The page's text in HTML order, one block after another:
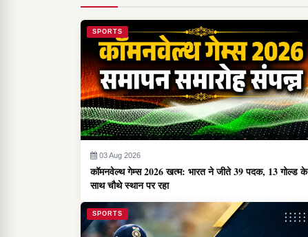
SPORTS
03 Aug 2026
कॉमनवेल्थ गेम्स 2026 खत्म: भारत ने जीते 39 पदक, 13 गोल्ड के
साथ चौथे स्थान पर रहा
SPORTS